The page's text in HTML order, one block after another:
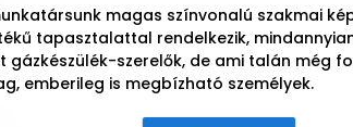
magas színvonalú szakmai
tapasztalattal rendelkezik,
gázkészülék-szerelők, de ami talán még
emberileg is megbízható személyek.